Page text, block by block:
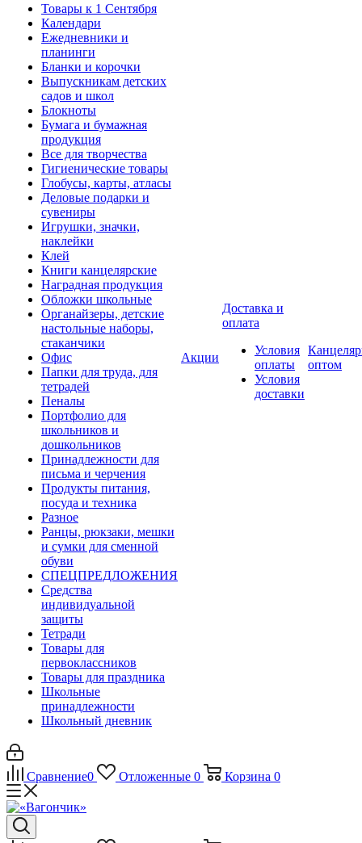
Товары к 1 Сентября
Календари
Ежедневники и
планинги
Бланки и корочки
Выпускникам детских
садов и школ
Блокноты
Бумага и бумажная
продукция
Все для творчества
Гигиенические товары
Глобусы, карты, атласы
Деловые подарки и
сувениры
Игрушки, значки,
наклейки
Клей
Книги канцелярские
Наградная продукция
Обложки школьные
Органайзеры, детские
настольные наборы,
стаканчики
Офис
Папки для труда, для
тетрадей
Пеналы
Портфолио для
школьников и
дошкольников
Принадлежности для
письма и черчения
Продукты питания,
посуда и техника
Разное
Ранцы, рюкзаки, мешки
и сумки для сменной
обуви
СПЕЦПРЕДЛОЖЕНИЯ
Средства
индивидуальной
защиты
Тетради
Товары для
первоклассников
Товары для праздника
Школьные
принадлежности
Школьный дневник
Акции
Доставка и
оплата
Условия
оплаты
Условия
доставки
оптом
Сравнение0 Отложенные 0 Корзина 0